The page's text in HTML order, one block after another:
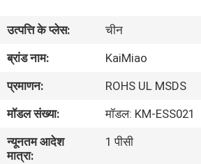
हमारे
बारे
में
कारखाना
भ्रमण
उत्पत्ति के प्लेस:
चीन
ब्रांड नाम:
KaiMiao
प्रमाणन:
ROHS UL MSDS
मॉडल संख्या:
मॉडल: KM-ESS021
न्यूनतम आदेश
मात्रा:
1 पीसी